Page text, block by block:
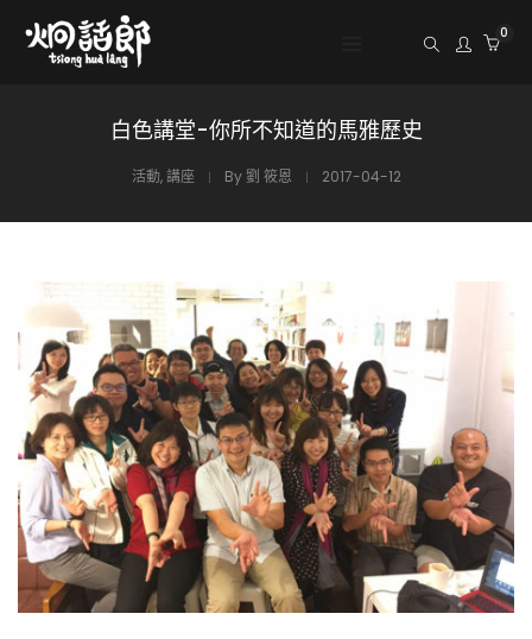
0
白色講堂-你所不知道的馬雅歷史
活動,講座 By 劉 筱恩 2017-04-12